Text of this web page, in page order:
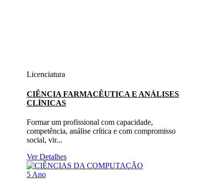
Licenciatura
CIÊNCIA FARMACÊUTICA E ANÁLISES
CLÍNICAS
Formar um profissional com capacidade,
competência, análise crítica e com compromisso
social, vir...
Ver Detalhes
5 Ano